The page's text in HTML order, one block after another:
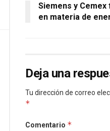
Siemens y
en materia de
Deja una
Tu dirección de correo
*
Comentario *